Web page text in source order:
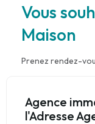
Vous
Maison
Prenez rendez-
Agence
l'Adresse